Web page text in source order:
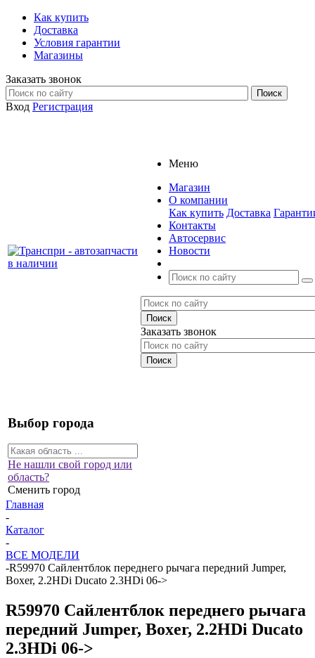
Как купить
Доставка
Условия гарантии
Магазины
Заказать звонок
Вход Регистрация
Меню
Магазин
О компании
Как купить Доставка
Контакты
Автосервис
Новости
Заказать звонок
Выбор города
Не нашли свой город или
область?
Сменить город
Главная
-
Каталог
-
ВСЕ МОДЕЛИ
-R59970 Сайлентблок переднего рычага передний Jumper,
Boxer, 2.2HDi Ducato 2.3HDi 06->
R59970 Сайлентблок переднего рычага
передний Jumper, Boxer, 2.2HDi Ducato
2.3HDi 06->